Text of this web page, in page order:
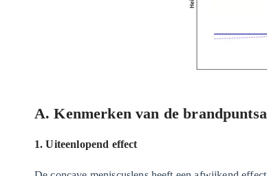
A. Kenmerken van de
1. Uiteenlopend effect